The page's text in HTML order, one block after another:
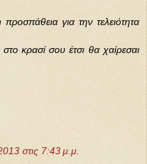
για την τελειότητα
κρασί σου έτσι θα χαίρεσαι
στις 7:43 μ.μ.